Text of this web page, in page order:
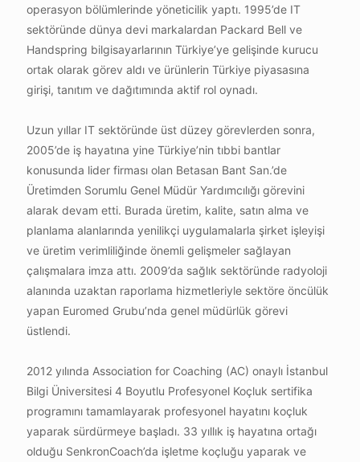
operasyon bölümlerinde yöneticilik yaptı. 1995’de IT
sektöründe dünya devi markalardan Packard Bell ve
Handspring bilgisayarlarının Türkiye’ye gelişinde kurucu
ortak olarak görev aldı ve ürünlerin Türkiye piyasasına
girişi, tanıtım ve dağıtımında aktif rol oynadı.
Uzun yıllar IT sektöründe üst düzey görevlerden sonra,
2005’de iş hayatına yine Türkiye’nin tıbbi bantlar
konusunda lider firması olan Betasan Bant San.’de
Üretimden Sorumlu Genel Müdür Yardımcılığı görevini
alarak devam etti. Burada üretim, kalite, satın alma ve
planlama alanlarında yenilikçi uygulamalarla şirket işleyişi
ve üretim verimliliğinde önemli gelişmeler sağlayan
çalışmalara imza attı. 2009’da sağlık sektöründe radyoloji
alanında uzaktan raporlama hizmetleriyle sektöre öncülük
yapan Euromed Grubu’nda genel müdürlük görevi
üstlendi.
2012 yılında Association for Coaching (AC) onaylı İstanbul
Bilgi Üniversitesi 4 Boyutlu Profesyonel Koçluk sertifika
programını tamamlayarak profesyonel hayatını koçluk
yaparak sürdürmeye başladı. 33 yıllık iş hayatına ortağı
olduğu SenkronCoach’da işletme koçluğu yaparak ve